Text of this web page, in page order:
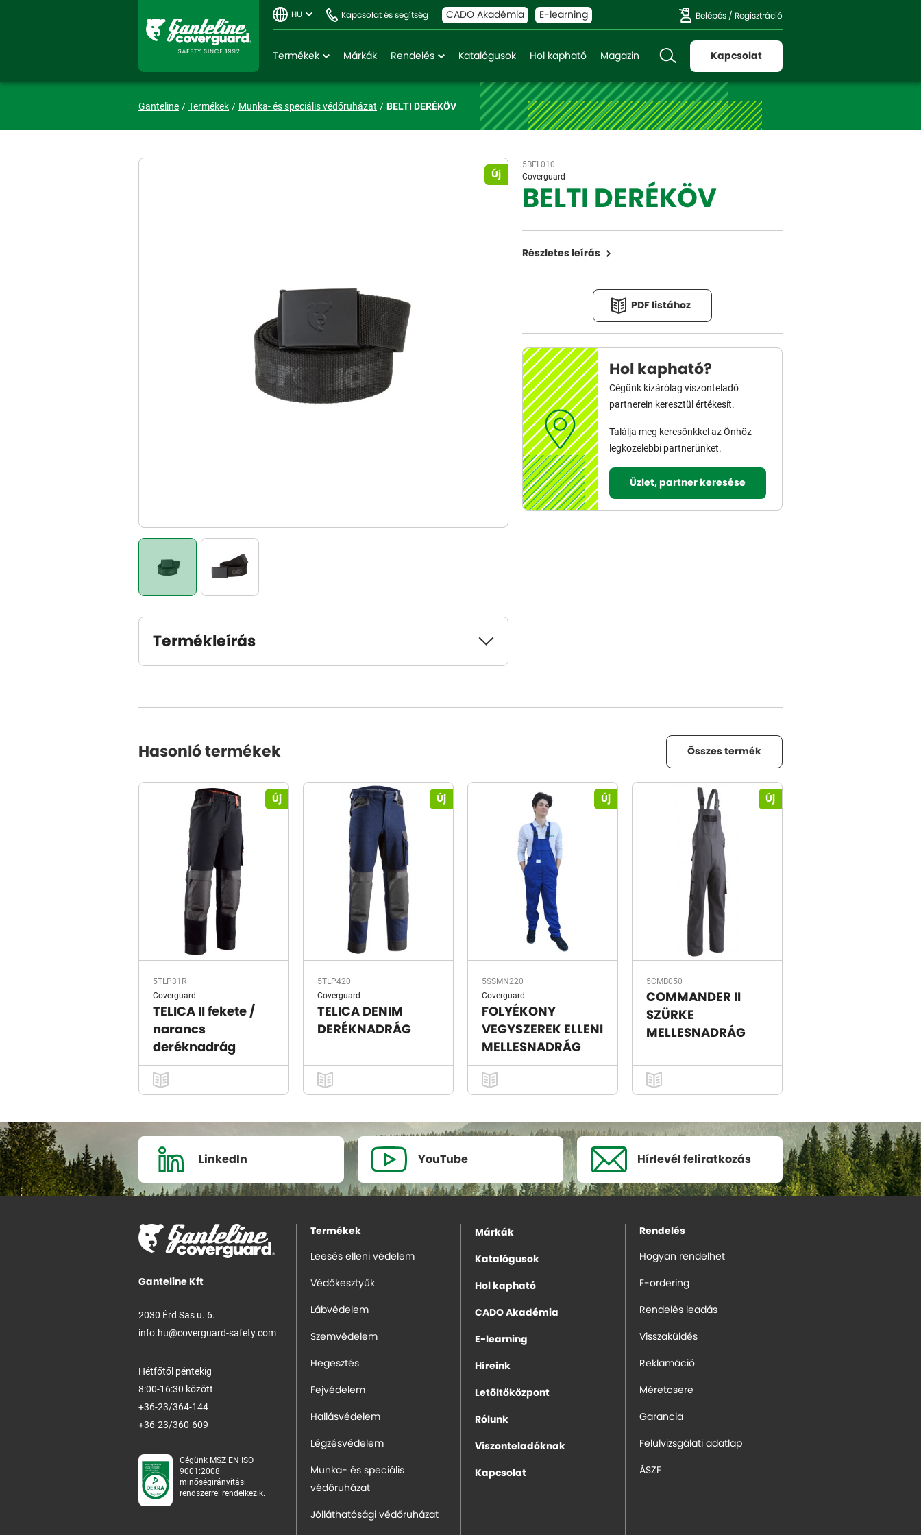
HU Kapcsolat és segítség CADO Akadémia E-learning Belépés / Regisztráció
Termékek Márkák Rendelés Katalógusok Hol kapható Magazin Kapcsolat
Ganteline Termékek Munka- és speciális védőruházat BELTI DERÉKÖV
Új
Termékleírás
5BEL010
Coverguard
BELTI DERÉKÖV
Részletes leírás
PDF listához
Hol kapható?
Cégünk kizárólag viszonteladó
partnerein keresztül értékesít.
Találja meg keresőnkkel az Önhöz
legközelebbi partnerünket.
Üzlet, partner keresése
Hasonló termékek Összes termék
Új
5TLP31R
Coverguard
TELICA II fekete /
narancs
deréknadrág
Új
5TLP420
Coverguard
TELICA DENIM
DERÉKNADRÁG
Új
5SSMN220
Coverguard
FOLYÉKONY
VEGYSZEREK ELLENI
MELLESNADRÁG
Új
5CMB050
COMMANDER II
SZÜRKE
MELLESNADRÁG
LinkedIn YouTube Hírlevél feliratkozás
Ganteline Kft
2030 Érd Sas u. 6.
info.hu@coverguard-safety.com
Hétfőtől péntekig
8:00-16:30 között
+36-23/364-144
+36-23/360-609
Cégünk MSZ EN ISO
9001:2008
minőségirányítási
rendszerrel rendelkezik.
Termékek
Leesés elleni védelem
Védőkesztyűk
Lábvédelem
Szemvédelem
Hegesztés
Fejvédelem
Hallásvédelem
Légzésvédelem
Munka- és speciális
védőruházat
Jólláthatósági védőruházat
Márkák
Katalógusok
Hol kapható
CADO Akadémia
E-learning
Híreink
Letöltőközpont
Rólunk
Viszonteladóknak
Kapcsolat
Rendelés
Hogyan rendelhet
E-ordering
Rendelés leadás
Visszaküldés
Reklamáció
Méretcsere
Garancia
Felülvizsgálati adatlap
ÁSZF